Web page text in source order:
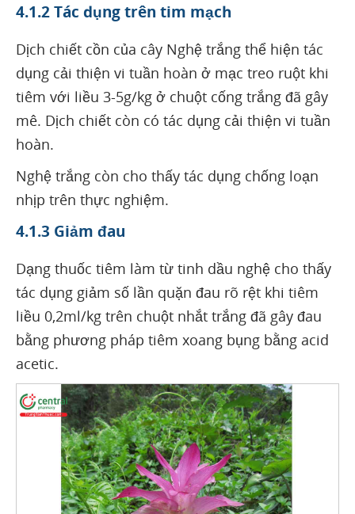
4.1.2 Tác dụng trên tim mạch
Dịch chiết cồn của cây Nghệ trắng thể hiện tác
dụng cải thiện vi tuần hoàn ở mạc treo ruột khi
tiêm với liều 3-5g/kg ở chuột cống trắng đã gây
mê. Dịch chiết còn có tác dụng cải thiện vi tuần
hoàn.
Nghệ trắng còn cho thấy tác dụng chống loạn
nhịp trên thực nghiệm.
4.1.3 Giảm đau
Dạng thuốc tiêm làm từ tinh dầu nghệ cho thấy
tác dụng giảm số lần quặn đau rõ rệt khi tiêm
liều 0,2ml/kg trên chuột nhắt trắng đã gây đau
bằng phương pháp tiêm xoang bụng bằng acid
acetic.